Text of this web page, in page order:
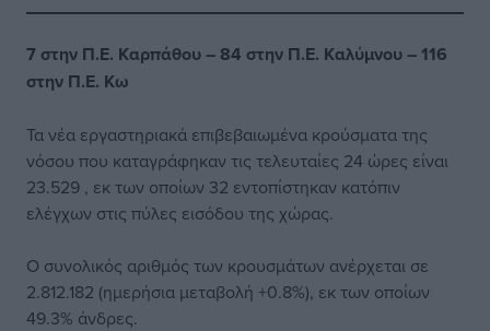
7 στην Π.Ε. Καρπάθου – 84 στην Π.Ε. Καλύμνου – 116
στην Π.Ε. Κω
Τα νέα εργαστηριακά επιβεβαιωμένα κρούσματα της
νόσου που καταγράφηκαν τις τελευταίες 24 ώρες είναι
23.529 , εκ των οποίων 32 εντοπίστηκαν κατόπιν
ελέγχων στις πύλες εισόδου της χώρας.
Ο συνολικός αριθμός των κρουσμάτων ανέρχεται σε
2.812.182 (ημερήσια μεταβολή +0.8%), εκ των οποίων
49.3% άνδρες.